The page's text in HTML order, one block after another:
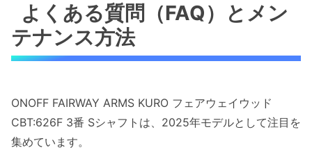
よくある質問（FAQ）とメン
テナンス方法
ONOFF FAIRWAY ARMS KURO フェアウェイウッド
CBT:626F 3番 Sシャフトは、2025年モデルとして注目を
集めています。